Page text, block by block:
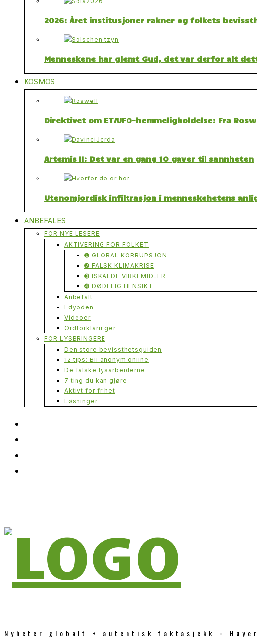
2026: Året institusjoner rakner og folkets
Menneskene har glemt Gud, det var derfor alt
KOSMOS
Direktivet om ET/UFO-hemmeligholdelse: Fra
Artemis II: Det var en gang 10 gaver til sannheten
Utenomjordisk infiltrasjon i menneskehetens
ANBEFALES
FOR NYE LESERE
AKTIVERING FOR FOLKET
➊ GLOBAL KORRUPSJON
➋ FALSK KLIMAKRISE
➌ ISKALDE VIRKEMIDLER
➍ DØDELIG HENSIKT
Anbefalt
I dybden
Videoer
Ordforklaringer
FOR LYSBRINGERE
Den store bevissthetsguiden
12 tips: Bli anonym online
De falske lysarbeiderne
7 ting du kan gjøre
Aktivt for frihet
Løsninger
Nyheter globalt + autentisk faktasjekk =